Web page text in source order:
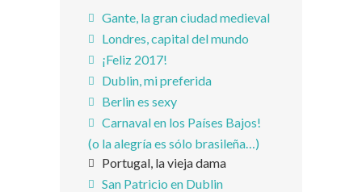
Gante, la gran ciudad medieval
Londres, capital del mundo
¡Feliz 2017!
Dublin, mi preferida
Berlin es sexy
Carnaval en los Países Bajos!
(o la alegría es sólo brasileña…)
Portugal, la vieja dama
San Patricio en Dublin